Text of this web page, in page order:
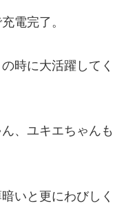
電完了。
時に大活躍してく
、ユキエちゃんも
いと更にわびしく